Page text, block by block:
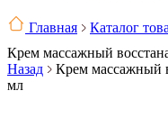
Главная Каталог
Крем массажный
Назад
Крем массажный
мл